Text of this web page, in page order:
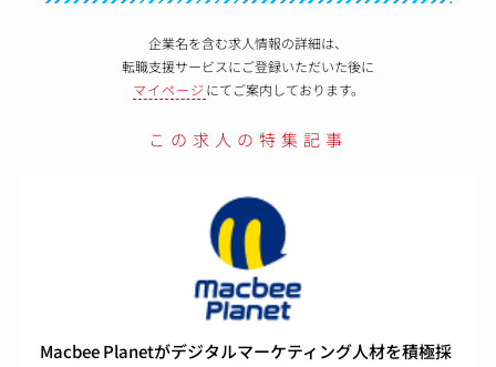
企業名を含む求人情報の詳細は、
転職支援サービスにご登録いただいた後に
マイページ にてご案内しております。
この求人の特集記事
Macbee Planetがデジタルマーケティング人材を積極採